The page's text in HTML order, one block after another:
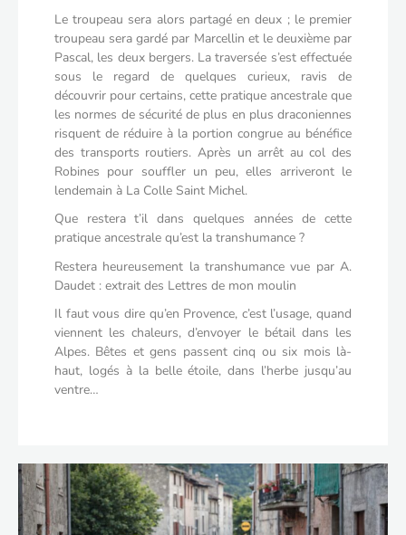
Le troupeau sera alors partagé en deux ; le premier
troupeau sera gardé par Marcellin et le deuxième par
Pascal, les deux bergers. La traversée s’est effectuée
sous le regard de quelques curieux, ravis de
découvrir pour certains, cette pratique ancestrale que
les normes de sécurité de plus en plus draconiennes
risquent de réduire à la portion congrue au bénéfice
des transports routiers. Après un arrêt au col des
Robines pour souffler un peu, elles arriveront le
lendemain à La Colle Saint Michel.
Que restera t’il dans quelques années de cette
pratique ancestrale qu’est la transhumance ?
Restera heureusement la transhumance vue par A.
Daudet : extrait des Lettres de mon moulin
Il faut vous dire qu’en Provence, c’est l’usage, quand
viennent les chaleurs, d’envoyer le bétail dans les
Alpes. Bêtes et gens passent cinq ou six mois là-
haut, logés à la belle étoile, dans l’herbe jusqu’au
ventre…